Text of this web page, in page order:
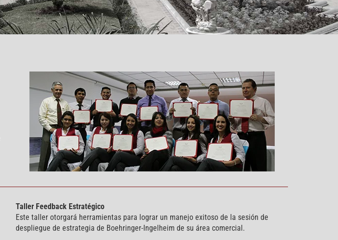
Taller Feedback Estratégico
Este taller otorgará herramientas para lograr un manejo exitoso de la sesión de
despliegue de estrategia de Boehringer-Ingelheim de su área comercial.